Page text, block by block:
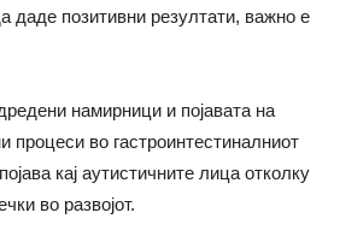
даде позитивни резултати, важно е
намирници и појавата на
процеси во гастроинтестиналниот
кај аутистичните лица отколку
во развојот.